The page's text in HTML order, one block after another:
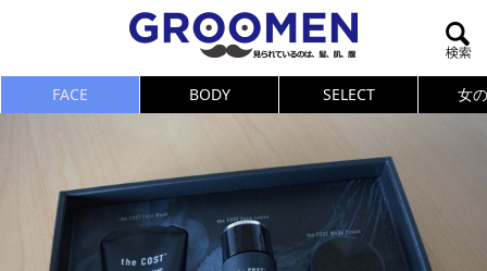
FACE BODY SELECT 女